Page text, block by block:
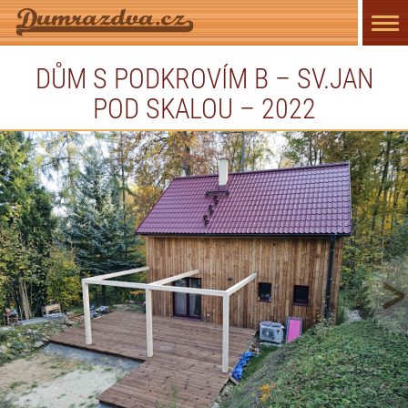
DŮM S PODKROVÍM B – SV.JAN
POD SKALOU – 2022